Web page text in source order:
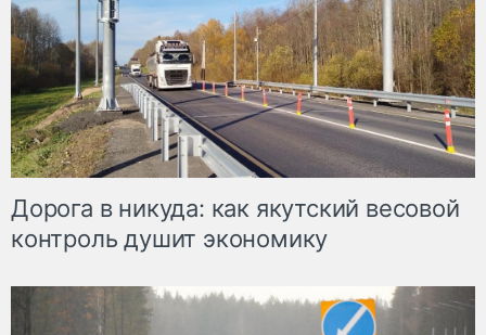
Дорога в никуда: как якутский весовой
контроль душит экономику